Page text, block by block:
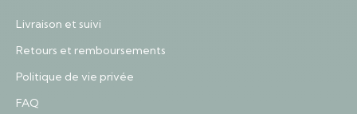
Livraison et suivi
Retours et remboursements
Politique de vie privée
FAQ